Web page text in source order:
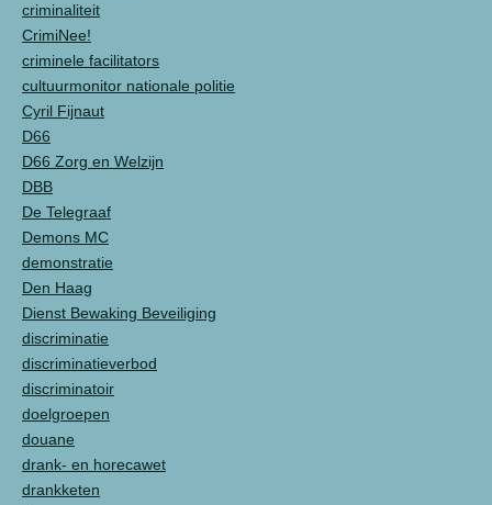
criminaliteit
CrimiNee!
criminele facilitators
cultuurmonitor nationale politie
Cyril Fijnaut
D66
D66 Zorg en Welzijn
DBB
De Telegraaf
Demons MC
demonstratie
Den Haag
Dienst Bewaking Beveiliging
discriminatie
discriminatieverbod
discriminatoir
doelgroepen
douane
drank- en horecawet
drankketen